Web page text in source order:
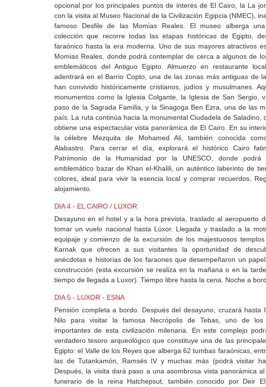
opcional por los principales puntos de interés de El Cairo, la La
con la visita al Museo Nacional de la Civilización Egipcia (NMEC),
famoso Desfile de las Momias Reales. El museo alberga una
colección que recorre todas las etapas históricas de Egipto,
faraónico hasta la era moderna. Uno de sus mayores atractivos
Momias Reales, donde podrá contemplar de cerca a algunos de
emblemáticos del Antiguo Egipto. Almuerzo en restaurante
adentrará en el Barrio Copto, una de las zonas más antiguas de
han convivido históricamente cristianos, judíos y musulmanes.
monumentos como la Iglesia Colgante, la Iglesia de San Sergio,
paso de la Sagrada Familia, y la Sinagoga Ben Ezra, una de las
país. La ruta continúa hacia la monumental Ciudadela de Saladino,
obtiene una espectacular vista panorámica de El Cairo. En su
la célebre Mezquita de Mohamed Ali, también conocida
Alabastro. Para cerrar el día, explorará el histórico Cairo
Patrimonio de la Humanidad por la UNESCO, donde
emblemático bazar de Khan el-Khalili, un auténtico laberinto de
colores, ideal para vivir la esencia local y comprar recuerdos.
alojamiento.
DIA 4 - EL CAIRO / LUXOR
Desayuno en el hotel y a la hora prevista, traslado al aeropuerto
tomar un vuelo nacional hasta Lúxor. Llegada y traslado a la
equipaje y comienzo de la excursión de los majestuosos
Karnak que ofrecen a sus visitantes la oportunidad de
anécdotas e historias de los faraones que desempeñaron un
construcción (esta excursión se realiza en la mañana o en la
tiempo de llegada a Luxor). Tiempo libre hasta la cena. Noche a
DIA 5 - LUXOR - ESNA
Pensión completa a bordo. Después del desayuno, cruzará hasta
Nilo para visitar la famosa Necrópolis de Tebas, uno de los
importantes de esta civilización milenaria. En este complejo
verdadero tesoro arqueológico que constituye una de las
Egipto: el Valle de los Reyes que alberga 62 tumbas faraónicas,
las de Tutankamón, Ramsés IV y muchas más (podrá visitar
Después, la visita dará paso a una asombrosa vista panorámica
funerario de la reina Hatchepsut, también conocido por Deir